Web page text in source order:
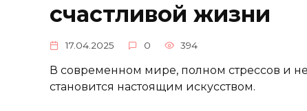
счастливой жизни
17.04.2025 0 394
В современном мире, полном стрессов и
становится настоящим искусством.